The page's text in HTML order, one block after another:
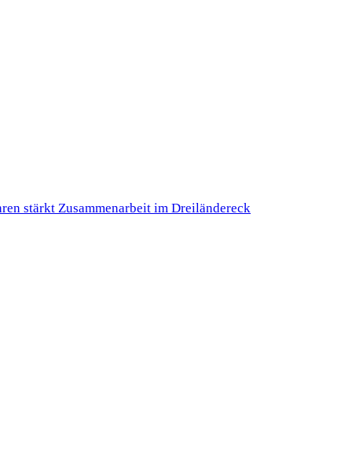
stärkt Zusammenarbeit im Dreiländereck